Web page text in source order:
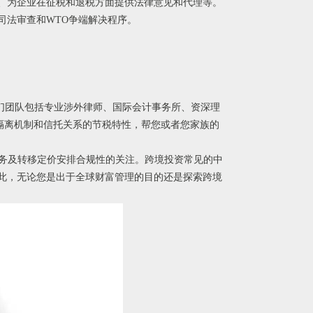
企业在征税和退税方面提供法律意见和代理等。
审查和WTO争端解决程序。
队包括专业涉外律师、国际会计事务所、资深理
机制和信托关系的节税特性，帮您或者您家族的
及转移定价安排合规性的关注。跨境投资常见的中
，无论您是出于全球财富管理的目的还是探索跨境